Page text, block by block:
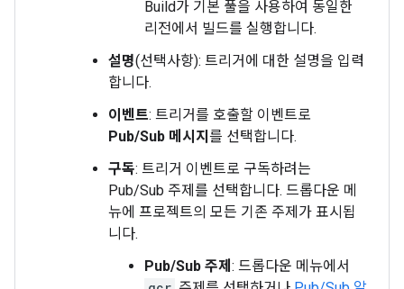
Build가 기본 풀을 사용하여 동일한
리전에서 빌드를 실행합니다.
설명(선택사항): 트리거에 대한 설명을 입력
합니다.
이벤트: 트리거를 호출할 이벤트로
Pub/Sub 메시지 를 선택합니다.
구독: 트리거 이벤트로 구독하려는
Pub/Sub 주제를 선택합니다. 드롭다운 메
뉴에 프로젝트의 모든 기존 주제가 표시됩
니다.
Pub/Sub 주제 : 드롭다운 메뉴에서